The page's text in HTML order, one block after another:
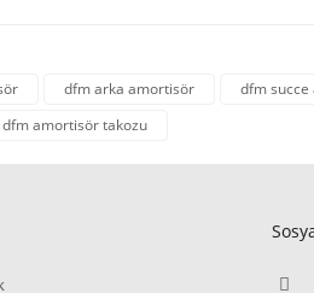
dfm arka amortisör
dfm
dfm amortisör takozu